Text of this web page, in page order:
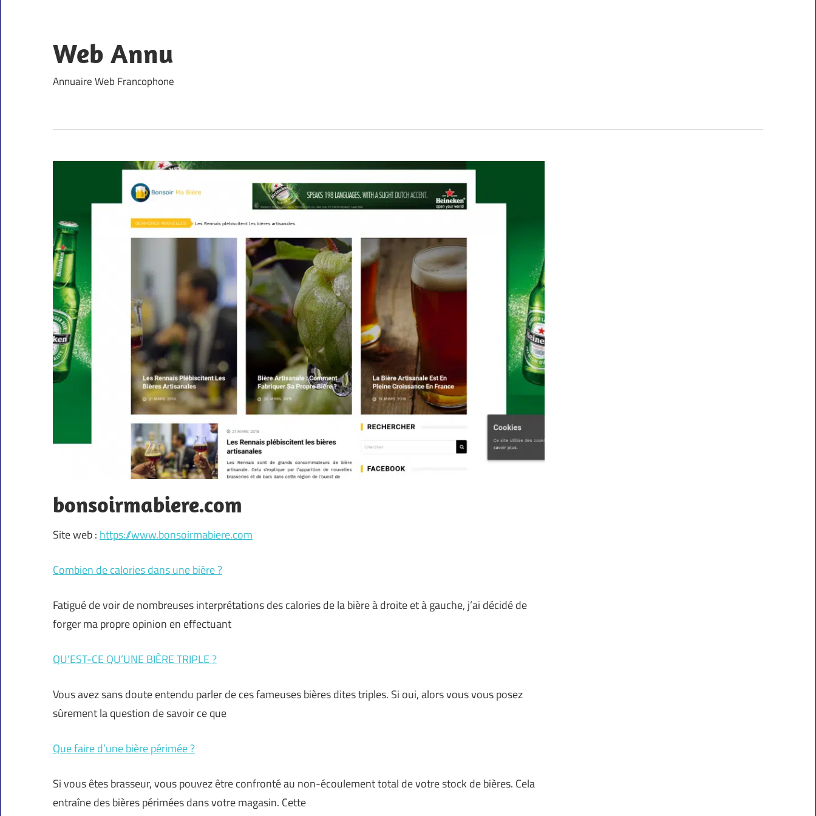
content
Web Annu
Annuaire Web Francophone
bonsoirmabiere.com
Site web : https://www.bonsoirmabiere.com
Combien de calories dans une bière ?
Fatigué de voir de nombreuses interprétations des calories de la bière à droite et à gauche, j’ai décidé de
forger ma propre opinion en effectuant
QU’EST-CE QU’UNE BIÈRE TRIPLE ?
Vous avez sans doute entendu parler de ces fameuses bières dites triples. Si oui, alors vous vous posez
sûrement la question de savoir ce que
Que faire d’une bière périmée ?
Si vous êtes brasseur, vous pouvez être confronté au non-écoulement total de votre stock de bières. Cela
entraîne des bières périmées dans votre magasin. Cette